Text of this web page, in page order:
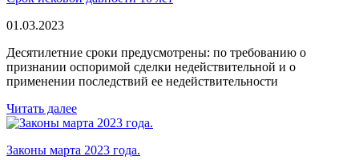
01.03.2023
Десятилетние сроки предусмотрены: по требованию о
признании оспоримой сделки недействительной и о
применении последствий ее недействительности
Читать далее
Законы марта 2023 года.